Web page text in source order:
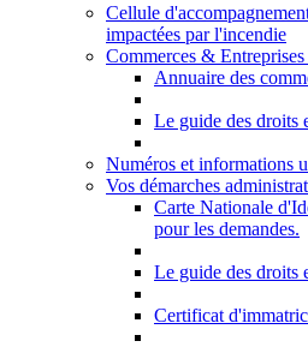
Cellule
impactées par l'incendie
Commerces &
Annuaire des
Le guide des droits
Numéros et informations
Vos démarches
Carte Nationale
pour les demandes.
Le guide des droits
Certificat